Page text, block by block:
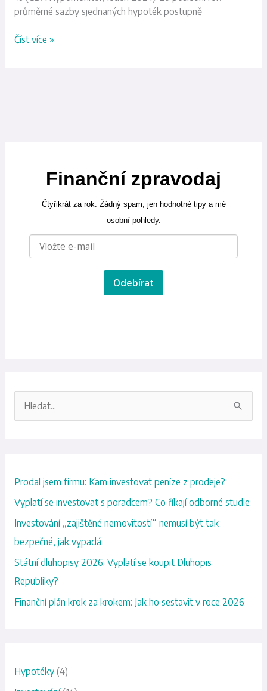
průměrné sazby sjednaných hypoték postupně
Číst více »
Finanční zpravodaj
Čtyřikrát za rok. Žádný spam, jen hodnotné tipy a mé
osobní pohledy.
Odebírat
e
d
a
t
p
r
Prodal jsem firmu: Kam investovat peníze z prodeje?
Vyplatí se investovat s poradcem? Co říkají odborné studie
Investování „zajištěné nemovitostí“ nemusí být tak
bezpečné, jak vypadá
Státní dluhopisy 2026: Vyplatí se koupit Dluhopis
Republiky?
Finanční plán krok za krokem: Jak ho sestavit v roce 2026
Hypotéky(4)